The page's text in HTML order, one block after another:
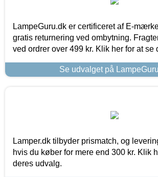
LampeGuru.dk er certificeret af E-
gratis returnering ved ombytning.
ved ordrer over 499 kr. Klik her for at se
Se udvalget på
Lamper.dk tilbyder prismatch, og
hvis du køber for mere end 300 kr. Klik
deres udvalg.